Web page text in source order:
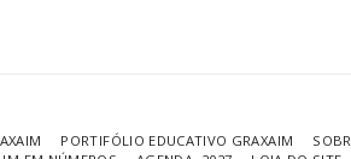
PORTIFÓLIO EDUCATIVO GRAXAIM